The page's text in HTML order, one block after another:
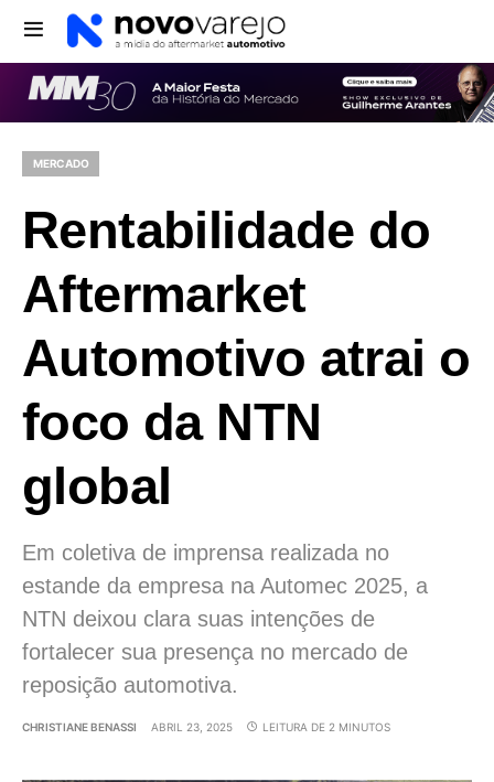
MERCADO
Rentabilidade do
Aftermarket
Automotivo atrai o
foco da NTN
global
Em coletiva de imprensa realizada no
estande da empresa na Automec 2025, a
NTN deixou clara suas intenções de
fortalecer sua presença no mercado de
reposição automotiva.
CHRISTIANE BENASSI ABRIL 23, 2025 LEITURA DE 2 MINUTOS